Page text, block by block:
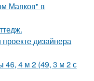
Маяков" в
дизайнера
46, 4 м 2 (49, 3 м 2 с